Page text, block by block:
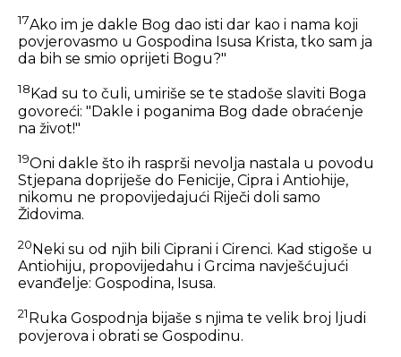
17Ako im je dakle Bog dao isti dar kao i nama koji
povjerovasmo u Gospodina Isusa Krista, tko sam ja
da bih se smio oprijeti Bogu?"
18 Kad su to čuli, umiriše se te stadoše slaviti Boga
govoreći: "Dakle i poganima Bog dade obraćenje
na život!"
19Oni dakle što ih rasprši nevolja nastala u povodu
Stjepana dopriješe do Fenicije, Cipra i Antiohije,
nikomu ne propovijedajući Riječi doli samo
Židovima.
20 Neki su od njih bili Ciprani i Cirenci. Kad stigoše u
Antiohiju, propovijedahu i Grcima navješćujući
evanđelje: Gospodina, Isusa.
21 Ruka Gospodnja bijaše s njima te velik broj ljudi
povjerova i obrati se Gospodinu.